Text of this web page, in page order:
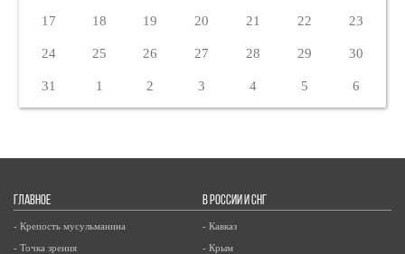
17 18 19 20 21 22 23
24 25 26 27 28 29 30
31 1 2 3 4 5 6
ГЛАВНОЕ
- Крепость мусульманина
- Точка зрения
В РОССИИ И СНГ
- Кавказ
- Крым